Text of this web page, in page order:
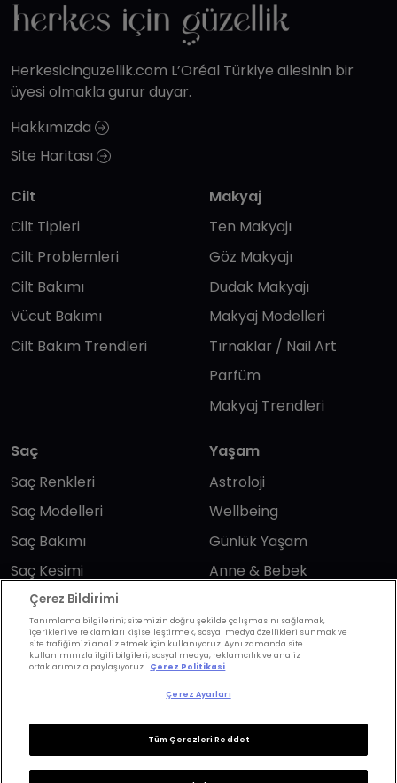
Herkesicinguzellik.com L’Oréal Türkiye ailesinin bir
üyesi olmakla gurur duyar.
Hakkımızda
Site Haritası
Cilt
Cilt Tipleri
Cilt Problemleri
Cilt Bakımı
Vücut Bakımı
Cilt Bakım Trendleri
Makyaj
Ten Makyajı
Göz Makyajı
Dudak Makyajı
Makyaj Modelleri
Tırnaklar / Nail Art
Parfüm
Makyaj Trendleri
Saç
Saç Renkleri
Saç Modelleri
Saç Bakımı
Saç Kesimi
Erkek Saç
Kuaförler
Saç Trendleri
Yaşam
Astroloji
Wellbeing
Günlük Yaşam
Anne & Bebek
Hesaplama
Kuafor Bulma
Çerez Bildirimi
Tanımlama bilgilerini; sitemizin doğru şekilde çalışmasını sağlamak,
içerikleri ve reklamları kişiselleştirmek, sosyal medya özellikleri sunmak ve
site trafiğimizi analiz etmek için kullanıyoruz. Aynı zamanda site
kullanımınızla ilgili bilgileri; sosyal medya, reklamcılık ve analiz
ortaklarımızla paylaşıyoruz. Çerez Politikasi
Çerez Ayarları
Tüm Çerezleri Reddet